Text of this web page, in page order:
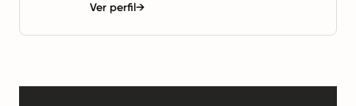
Ver perfil→